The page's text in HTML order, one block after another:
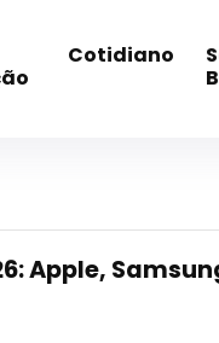
Cotidiano
Apple,